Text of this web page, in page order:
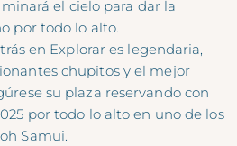
el cielo para dar la
por todo lo alto.
en Explorar es legendaria,
chupitos y el mejor
su plaza reservando con
por todo lo alto en uno de los
Samui.